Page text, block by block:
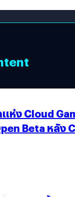
ห่ง Cloud
Beta หลัง
Show 2025 ท